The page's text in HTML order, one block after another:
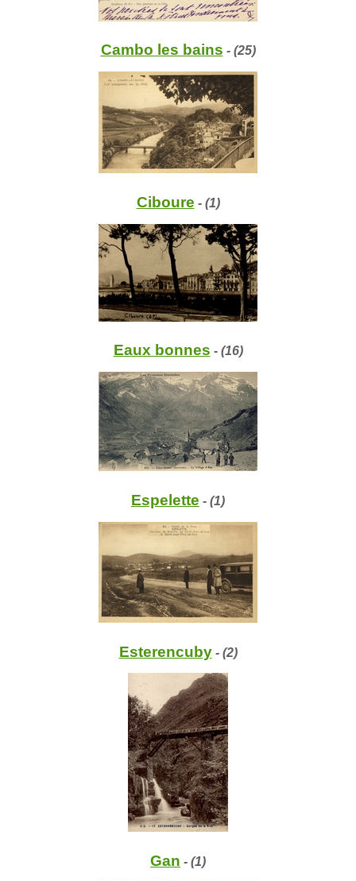
Cambo les bains - (25)
Ciboure - (1)
Eaux bonnes - (16)
Espelette - (1)
Esterencuby- (2)
Gan - (1)